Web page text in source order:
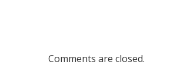
Comments are closed.